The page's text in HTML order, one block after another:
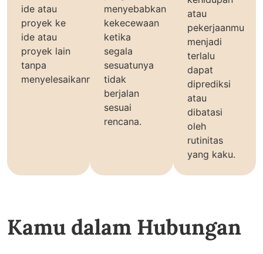
ide atau
proyek ke
ide atau
proyek lain
tanpa
menyelesaikannya.
menyebabkan
kekecewaan
ketika
segala
sesuatunya
tidak
berjalan
sesuai
rencana.
atau
pekerjaanmu
menjadi
terlalu
dapat
diprediksi
atau
dibatasi
oleh
rutinitas
yang kaku.
Kamu dalam Hubungan